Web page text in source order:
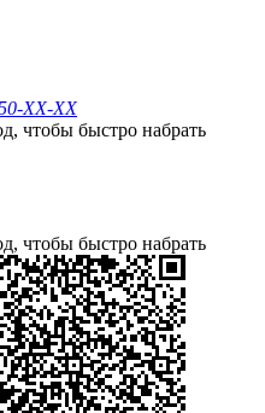
XX-XX
чтобы быстро набрать
чтобы быстро набрать